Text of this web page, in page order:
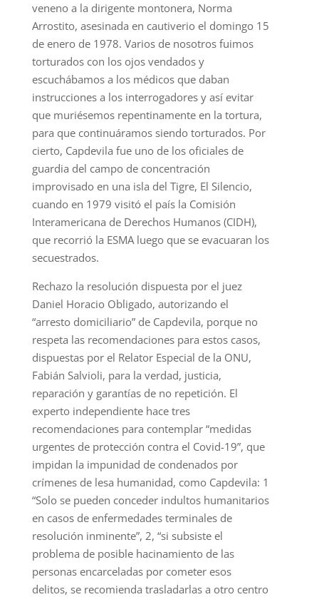
veneno a la dirigente montonera, Norma
Arrostito, asesinada en cautiverio el domingo 15
de enero de 1978. Varios de nosotros fuimos
torturados con los ojos vendados y
escuchábamos a los médicos que daban
instrucciones a los interrogadores y así evitar
que muriésemos repentinamente en la tortura,
para que continuáramos siendo torturados. Por
cierto, Capdevila fue uno de los oficiales de
guardia del campo de concentración
improvisado en una isla del Tigre, El Silencio,
cuando en 1979 visitó el país la Comisión
Interamericana de Derechos Humanos (CIDH),
que recorrió la ESMA luego que se evacuaran los
secuestrados.
Rechazo la resolución dispuesta por el juez
Daniel Horacio Obligado, autorizando el
“arresto domiciliario” de Capdevila, porque no
respeta las recomendaciones para estos casos,
dispuestas por el Relator Especial de la ONU,
Fabián Salvioli, para la verdad, justicia,
reparación y garantías de no repetición. El
experto independiente hace tres
recomendaciones para contemplar “medidas
urgentes de protección contra el Covid-19”, que
impidan la impunidad de condenados por
crímenes de lesa humanidad, como Capdevila: 1
“Solo se pueden conceder indultos humanitarios
en casos de enfermedades terminales de
resolución inminente”, 2, “si subsiste el
problema de posible hacinamiento de las
personas encarceladas por cometer esos
delitos, se recomienda trasladarlas a otro centro